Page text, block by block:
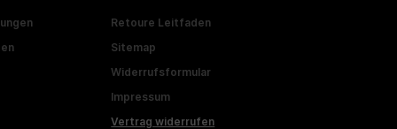
Retoure Leitfaden
Sitemap
Widerrufsformular
Impressum
Vertrag widerrufen